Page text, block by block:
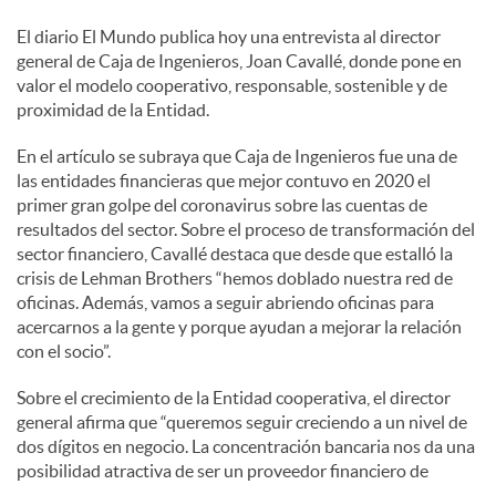
S
o
c
i
a
l
e
El diario El Mundo publica hoy una entrevista al director
general de Caja de Ingenieros, Joan Cavallé, donde pone en
valor el modelo cooperativo, responsable, sostenible y de
proximidad de la Entidad.
En el artículo se subraya que Caja de Ingenieros fue una de
las entidades financieras que mejor contuvo en 2020 el
primer gran golpe del coronavirus sobre las cuentas de
resultados del sector. Sobre el proceso de transformación del
sector financiero, Cavallé destaca que desde que estalló la
crisis de Lehman Brothers “hemos doblado nuestra red de
oficinas. Además, vamos a seguir abriendo oficinas para
acercarnos a la gente y porque ayudan a mejorar la relación
con el socio”.
Sobre el crecimiento de la Entidad cooperativa, el director
general afirma que “queremos seguir creciendo a un nivel de
dos dígitos en negocio. La concentración bancaria nos da una
posibilidad atractiva de ser un proveedor financiero de